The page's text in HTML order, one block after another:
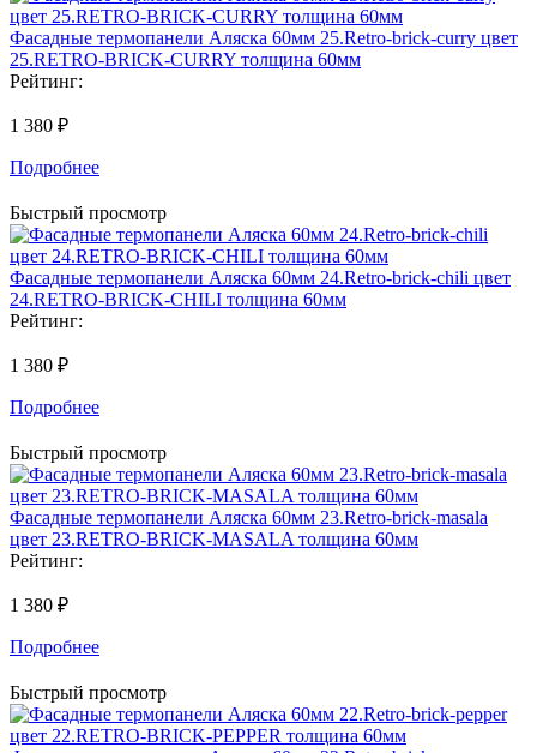
Фасадные термопанели Аляска 60мм 25.Retro-brick-curry цвет
25.RETRO-BRICK-CURRY толщина 60мм
Рейтинг:
1 380 ₽
Подробнее
Быстрый просмотр
Фасадные термопанели Аляска 60мм 24.Retro-brick-chili цвет
24.RETRO-BRICK-CHILI толщина 60мм
Рейтинг:
1 380 ₽
Подробнее
Быстрый просмотр
Фасадные термопанели Аляска 60мм 23.Retro-brick-masala
цвет 23.RETRO-BRICK-MASALA толщина 60мм
Рейтинг:
1 380 ₽
Подробнее
Быстрый просмотр